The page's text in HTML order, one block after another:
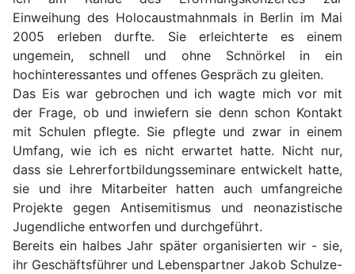
Einweihung des Holocaustmahnmals in Berlin im Mai
2005 erleben durfte. Sie erleichterte es einem
ungemein, schnell und ohne Schnörkel in ein
hochinteressantes und offenes Gespräch zu gleiten.
Das Eis war gebrochen und ich wagte mich vor mit
der Frage, ob und inwiefern sie denn schon Kontakt
mit Schulen pflegte. Sie pflegte und zwar in einem
Umfang, wie ich es nicht erwartet hatte. Nicht nur,
dass sie Lehrerfortbildungsseminare entwickelt hatte,
sie und ihre Mitarbeiter hatten auch umfangreiche
Projekte gegen Antisemitismus und neonazistische
Jugendliche entworfen und durchgeführt.
Bereits ein halbes Jahr später organisierten wir - sie,
ihr Geschäftsführer und Lebenspartner Jakob Schulze-